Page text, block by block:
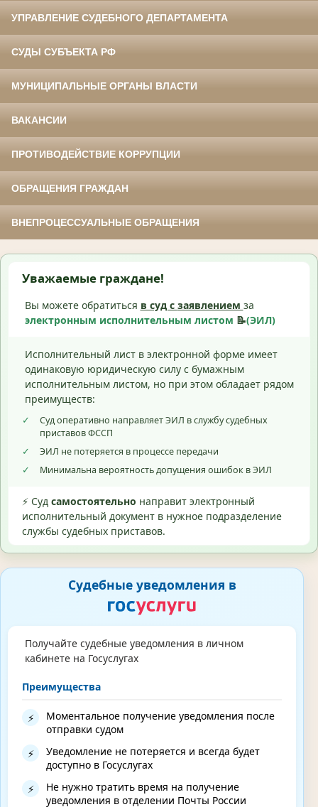
УПРАВЛЕНИЕ СУДЕБНОГО ДЕПАРТАМЕНТА
СУДЫ СУБЪЕКТА РФ
МУНИЦИПАЛЬНЫЕ ОРГАНЫ ВЛАСТИ
ВАКАНСИИ
ПРОТИВОДЕЙСТВИЕ КОРРУПЦИИ
ОБРАЩЕНИЯ ГРАЖДАН
ВНЕПРОЦЕССУАЛЬНЫЕ ОБРАЩЕНИЯ
Уважаемые граждане!
Вы можете обратиться в суд с заявлением за
электронным исполнительным листом 📝(ЭИЛ)
Исполнительный лист в электронной форме имеет
одинаковую юридическую силу с бумажным
исполнительным листом, но при этом обладает рядом
преимуществ:
✓
Суд оперативно направляет ЭИЛ в службу судебных
приставов ФССП
✓
ЭИЛ не потеряется в процессе передачи
✓
Минимальна вероятность допущения ошибок в ЭИЛ
⚡ Суд самостоятельно направит электронный
исполнительный документ в нужное подразделение
службы судебных приставов.
Судебные уведомления в
Получайте судебные уведомления в личном
кабинете на Госуслугах
Преимущества
⚡
Моментальное получение уведомления после
отправки судом
⚡
Уведомление не потеряется и всегда будет
доступно в Госуслугах
⚡
Не нужно тратить время на получение
уведомления в отделении Почты России